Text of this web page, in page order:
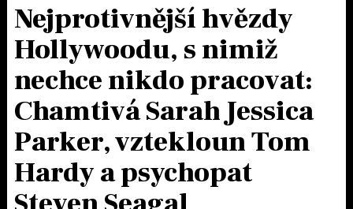
ČLÁNKY
AKTUÁLNĚ
HUDBA
ROZHOVORY
#NEBUDUDOMA
PODCASTY
JAK NALADIT
RÁDIO
APLIKACE
SOUTĚŽE
Nejprotivnější hvězdy
Hollywoodu, s nimiž
nechce nikdo pracovat:
Chamtivá Sarah Jessica
Parker, vztekloun Tom
Hardy a psychopat